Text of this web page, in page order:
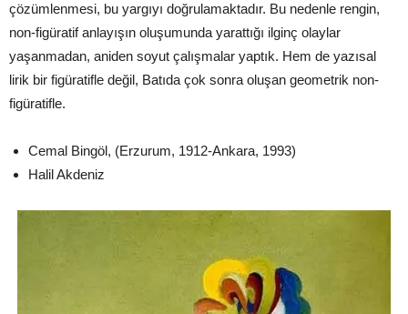
çözümlenmesi, bu yargıyı doğrulamaktadır. Bu nedenle rengin,
non-figüratif anlayışın oluşumunda yarattığı ilginç olaylar
yaşanmadan, aniden soyut çalışmalar yaptık. Hem de yazısal
lirik bir figüratifle değil, Batıda çok sonra oluşan geometrik non-
figüratifle.
Cemal Bingöl, (Erzurum, 1912-Ankara, 1993)
Halil Akdeniz